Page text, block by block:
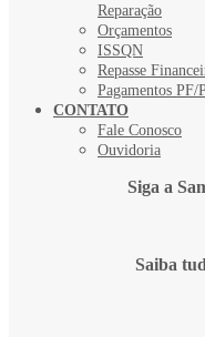
Reparação
Orçamentos
ISSQN
Repasse
Pagamentos PF/
CONTATO
Fale Conosco
Ouvidoria
Siga a
Saiba